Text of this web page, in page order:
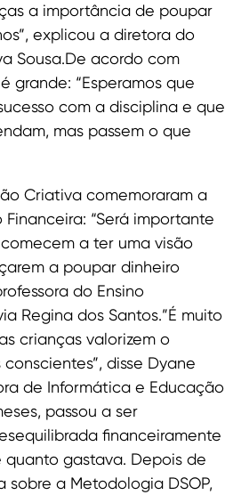
a importância de poupar
explicou a diretora do
Sousa.De acordo com
grande: “Esperamos que
com a disciplina e que
mas passem o que
Criativa comemoraram a
“Será importante
a ter uma visão
a poupar dinheiro
do Ensino
Regina dos Santos.”É muito
crianças valorizem o
disse Dyane
de Informática e Educação
passou a ser
financeiramente
gastava. Depois de
sobre a Metodologia DSOP,